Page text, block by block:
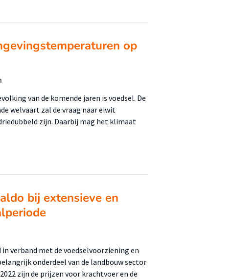
op
van de komende jaren is voedsel. De
welvaart zal de vraag naar eiwit
zijn. Daarbij mag het klimaat
bij extensieve en
verband met de voedselvoorziening en
onderdeel van de landbouw sector
zijn de prijzen voor krachtvoer en de